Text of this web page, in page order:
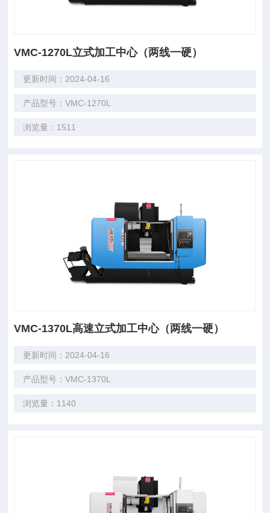
VMC-1270L立式加工中心（两线一硬）
更新时间：2024-04-16
产品型号：VMC-1270L
浏览量：1511
VMC-1370L高速立式加工中心（两线一硬）
更新时间：2024-04-16
产品型号：VMC-1370L
浏览量：1140